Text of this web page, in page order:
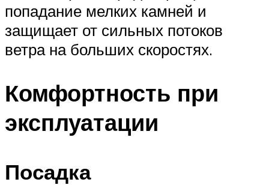
попадание мелких камней и
защищает от сильных потоков
ветра на больших скоростях.
Комфортность при
эксплуатации
Посадка